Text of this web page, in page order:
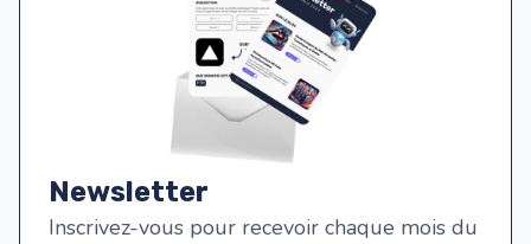
Newsletter
Inscrivez-vous pour recevoir chaque mois du